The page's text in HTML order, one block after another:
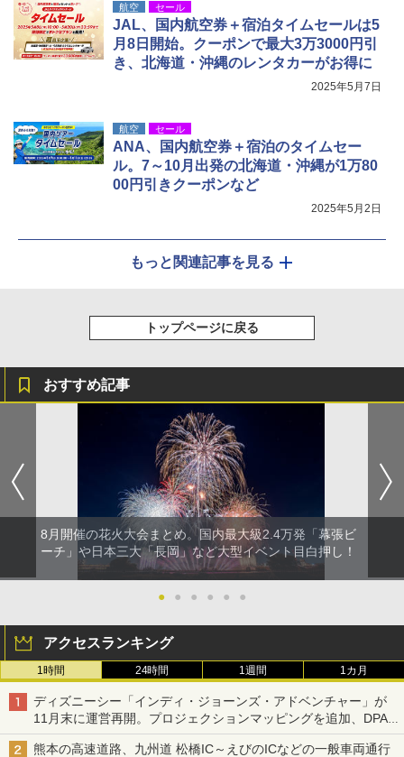
航空 セール
JAL、国内航空券＋宿泊タイムセールは5
月8日開始。クーポンで最大3万3000円引
き、北海道・沖縄のレンタカーがお得に
2025年5月7日
航空 セール
ANA、国内航空券＋宿泊のタイムセー
ル。7～10月出発の北海道・沖縄が1万80
00円引きクーポンなど
2025年5月2日
もっと関連記事を見る
トップページに戻る
おすすめ記事
8月開催の花火大会まとめ。国内最大級2.4万発「幕張ビ
ーチ」や日本三大「長岡」など大型イベント目白押し！
● ● ● ● ● ●
アクセスランキング
1時間 24時間 1週間 1カ月
ディズニーシー「インディ・ジョーンズ・アドベンチャー」が
11月末に運営再開。プロジェクションマッピングを追加、DPA
は1500円
熊本の高速道路、九州道 松橋IC～えびのICなどの一般車両通行